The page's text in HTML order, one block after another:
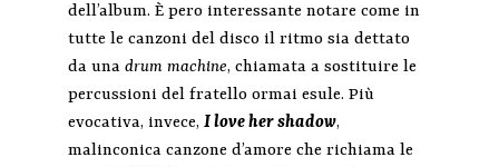
dell’album. È pero interessante notare come in
tutte le canzoni del disco il ritmo sia dettato
da una drum machine, chiamata a sostituire le
percussioni del fratello ormai esule. Più
evocativa, invece, I love her shadow,
malinconica canzone d’amore che richiama le